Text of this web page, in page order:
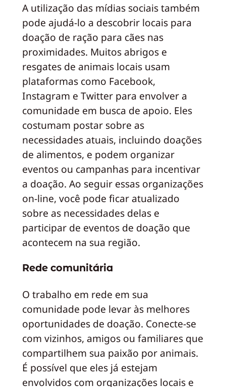
A utilização das mídias sociais também
pode ajudá-lo a descobrir locais para
doação de ração para cães nas
proximidades. Muitos abrigos e
resgates de animais locais usam
plataformas como Facebook,
Instagram e Twitter para envolver a
comunidade em busca de apoio. Eles
costumam postar sobre as
necessidades atuais, incluindo doações
de alimentos, e podem organizar
eventos ou campanhas para incentivar
a doação. Ao seguir essas organizações
on-line, você pode ficar atualizado
sobre as necessidades delas e
participar de eventos de doação que
acontecem na sua região.
Rede comunitária
O trabalho em rede em sua
comunidade pode levar às melhores
oportunidades de doação. Conecte-se
com vizinhos, amigos ou familiares que
compartilhem sua paixão por animais.
É possível que eles já estejam
envolvidos com organizações locais e